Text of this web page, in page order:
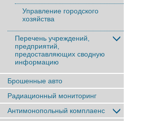
Управление городского
хозяйства
Перечень учреждений,
предприятий,
предоставляющих сводную
информацию
Брошенные авто
Радиационный мониторинг
Антимонопольный комплаенс